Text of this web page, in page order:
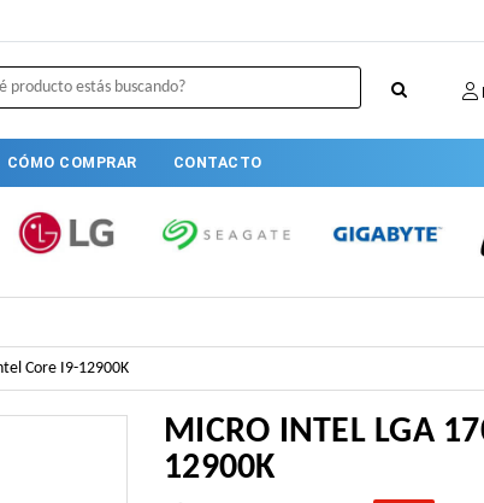
CÓMO COMPRAR CONTACTO
Core I9-12900K
MICRO INTEL LGA
12900K